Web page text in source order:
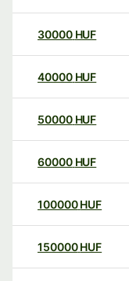
30000 HUF
40000 HUF
50000 HUF
60000 HUF
100000 HUF
150000 HUF